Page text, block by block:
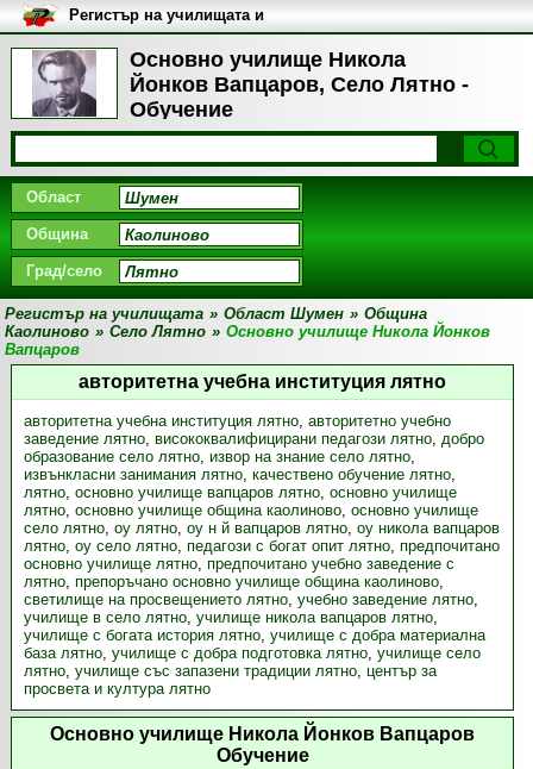
Основно училище Никола
Йонков Вапцаров, Село Лятно -
Обучение
Регистър на училищата и
университетите в България
Област
Община
Град/село
Регистър на училищата » Област Шумен » Община
Каолиново » Село Лятно » Основно училище Никола Йонков
Вапцаров
авторитетна учебна институция лятно
авторитетна учебна институция лятно, авторитетно учебно
заведение лятно, висококвалифицирани педагози лятно, добро
образование село лятно, извор на знание село лятно,
извънкласни занимания лятно, качествено обучение лятно,
лятно, основно училище вапцаров лятно, основно училище
лятно, основно училище община каолиново, основно училище
село лятно, оу лятно, оу н й вапцаров лятно, оу никола вапцаров
лятно, оу село лятно, педагози с богат опит лятно, предпочитано
основно училище лятно, предпочитано учебно заведение с
лятно, препоръчано основно училище община каолиново,
светилище на просвещението лятно, учебно заведение лятно,
училище в село лятно, училище никола вапцаров лятно,
училище с богата история лятно, училище с добра материална
база лятно, училище с добра подготовка лятно, училище село
лятно, училище със запазени традиции лятно, център за
просвета и култура лятно
Основно училище Никола Йонков Вапцаров
Обучение